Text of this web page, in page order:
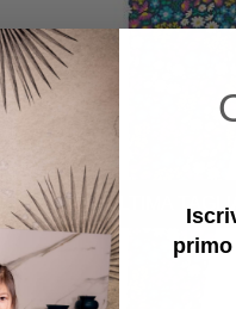
ULTIMA